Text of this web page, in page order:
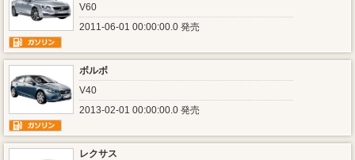
V60
2011-06-01 00:00:00.0 発売
ボルボ
V40
2013-02-01 00:00:00.0 発売
レクサス